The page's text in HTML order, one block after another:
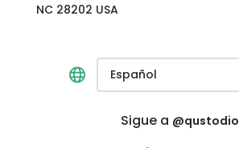
NC 28202 USA
Español
Sigue a @qustodio